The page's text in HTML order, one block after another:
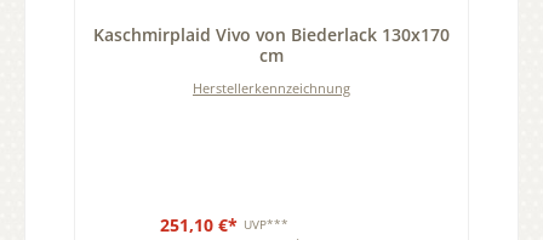
Kaschmirplaid Vivo von Biederlack 130x170
cm
Herstellerkennzeichnung
251,10 €* UVP***